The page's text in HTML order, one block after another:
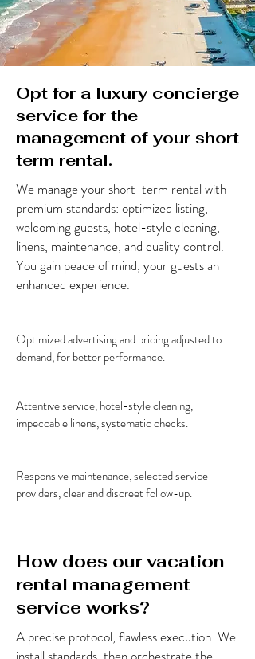
Opt for a luxury concierge
service for the
management of your short
term rental.
We manage your short-term rental with
premium standards: optimized listing,
welcoming guests, hotel-style cleaning,
linens, maintenance, and quality control.
You gain peace of mind, your guests an
enhanced experience.
Optimized advertising and pricing adjusted to
demand, for better performance.
Attentive service, hotel-style cleaning,
impeccable linens, systematic checks.
Responsive maintenance, selected service
providers, clear and discreet follow-up.
How does our vacation
rental management
service works?
A precise protocol, flawless execution. We